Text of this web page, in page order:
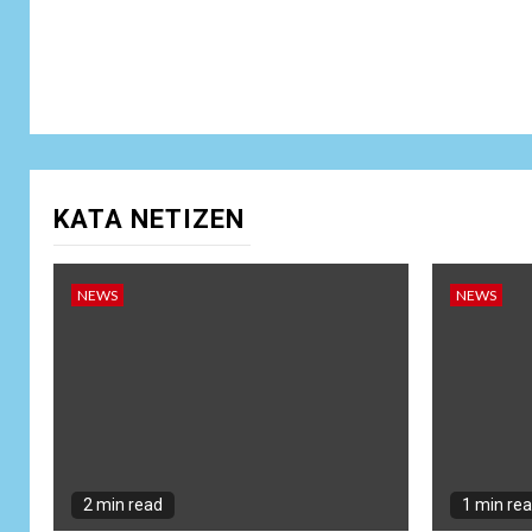
KATA NETIZEN
NEWS
2 min read
NEWS
1 min